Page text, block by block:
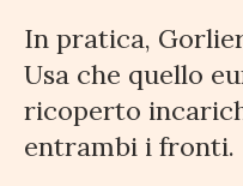
In pratica,
Usa che quello
ricoperto
entrambi i fronti.